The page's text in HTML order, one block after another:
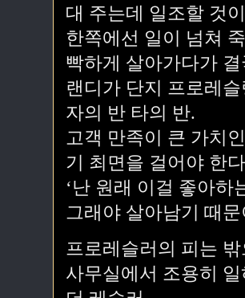
대 주는데 일조할 것
한쪽에선 일이 넘쳐
빡하게 살아가다가
랜디가 단지 프로레
자의 반 타의 반.
고객 만족이 큰 가치
기 최면을 걸어야 한
‘난 원래 이걸 좋아하
그래야 살아남기 때문
프로레슬러의 피는
사무실에서 조용히